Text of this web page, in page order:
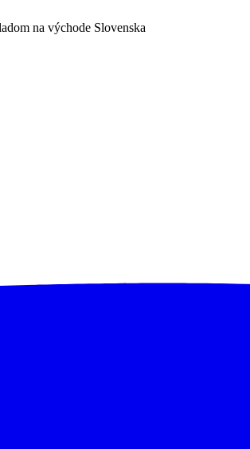
na východe Slovenska